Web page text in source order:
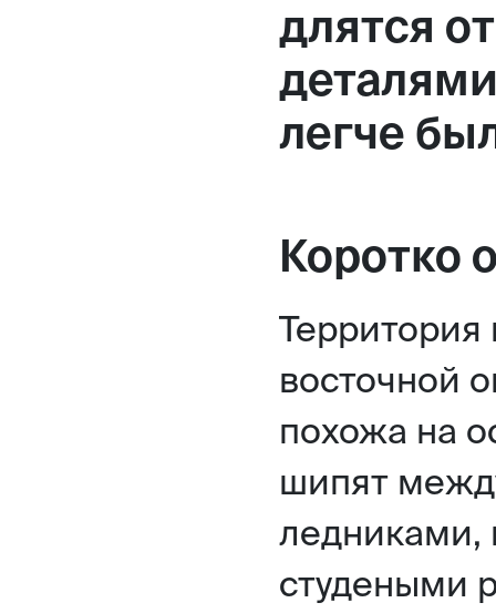
длятся
легче
Коротко
Территория
восточной
похожа на
шипят
ледниками,
студеными